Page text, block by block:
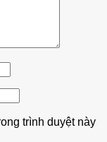
trình duyệt này